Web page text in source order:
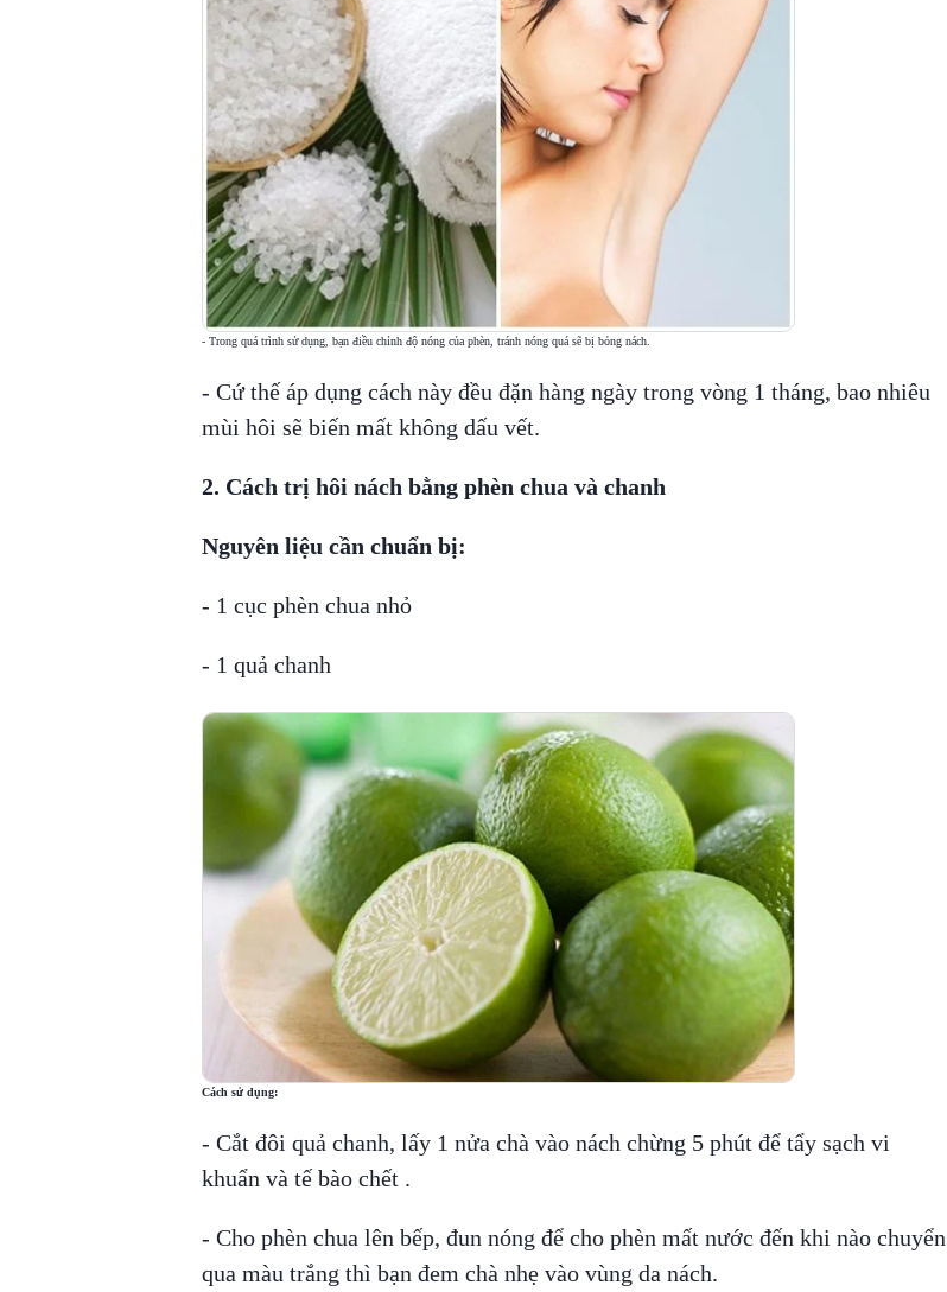
- Trong quá trình sử dụng, bạn điều chỉnh độ nóng của phèn, tránh nóng quá sẽ bị bỏng nách.
- Cứ thế áp dụng cách này đều đặn hàng ngày trong vòng 1 tháng, bao nhiêu
mùi hôi sẽ biến mất không dấu vết.
2. Cách trị hôi nách bằng phèn chua và chanh
Nguyên liệu cần chuẩn bị:
- 1 cục phèn chua nhỏ
- 1 quả chanh
Cách sử dụng:
- Cắt đôi quả chanh, lấy 1 nửa chà vào nách chừng 5 phút để tẩy sạch vi
khuẩn và tế bào chết .
- Cho phèn chua lên bếp, đun nóng để cho phèn mất nước đến khi nào chuyển
qua màu trắng thì bạn đem chà nhẹ vào vùng da nách.